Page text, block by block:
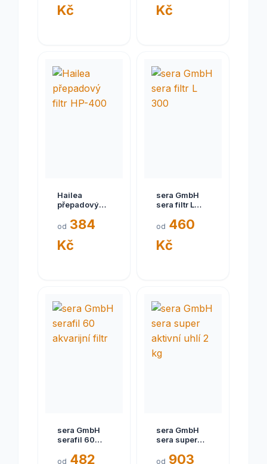
Kč
Kč
Hailea
přepadový
od 384
Kč
sera GmbH
sera filtr L
od 460
Kč
sera GmbH
serafil 60
od 482
sera GmbH
sera super
kg
od 903